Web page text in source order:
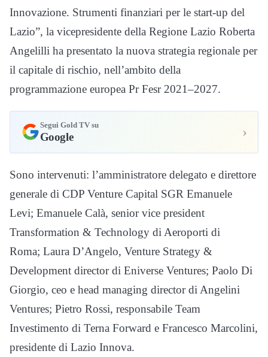
Innovazione. Strumenti finanziari per le start-up del
Lazio”, la vicepresidente della Regione Lazio Roberta
Angelilli ha presentato la nuova strategia regionale per
il capitale di rischio, nell’ambito della
programmazione europea Pr Fesr 2021–2027.
Segui Gold TV su
Google ›
Sono intervenuti: l’amministratore delegato e direttore
generale di CDP Venture Capital SGR Emanuele
Levi; Emanuele Calà, senior vice president
Transformation & Technology di Aeroporti di
Roma; Laura D’Angelo, Venture Strategy &
Development director di Eniverse Ventures; Paolo Di
Giorgio, ceo e head managing director di Angelini
Ventures; Pietro Rossi, responsabile Team
Investimento di Terna Forward e Francesco Marcolini,
presidente di Lazio Innova.